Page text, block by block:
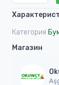
Категория
Магазин